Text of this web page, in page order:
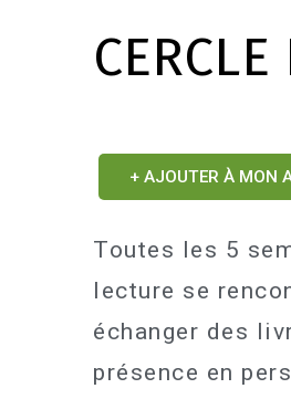
+ AJOUTER À MON
Toutes les 5
lecture se
échanger des
présence en